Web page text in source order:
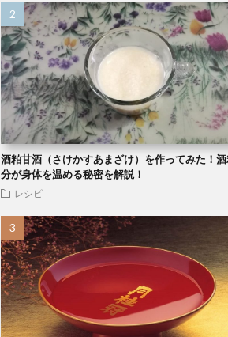
酒粕甘酒（さけかすあまざけ）を作ってみた！
分が身体を温める秘密を解説！
レシピ